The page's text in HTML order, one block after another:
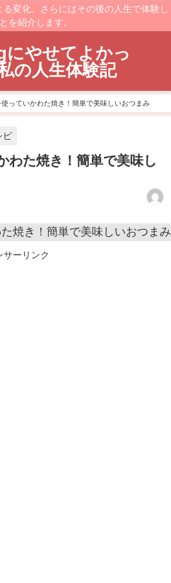
る変化、さらにはその後の人生で体験し
を紹介します。
にやせてよかっ
の人生体験記
使っていかわた焼き！簡単で美味しいおつまみ
ピ
わた焼き！簡単で美味し
サーリンク